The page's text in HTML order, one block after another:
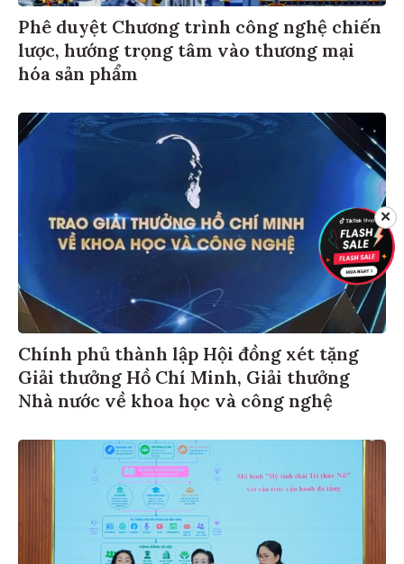
Phê duyệt Chương trình công nghệ chiến
lược, hướng trọng tâm vào thương mại
hóa sản phẩm
Chính phủ thành lập Hội đồng xét tặng
Giải thưởng Hồ Chí Minh, Giải thưởng
Nhà nước về khoa học và công nghệ
✕